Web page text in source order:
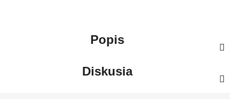
Popis
Diskusia